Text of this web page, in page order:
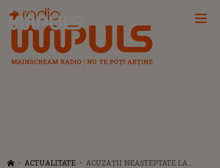
Radio Impuls
ACTUALITATE
ACUZAȚII NEAȘTEPTATE LA